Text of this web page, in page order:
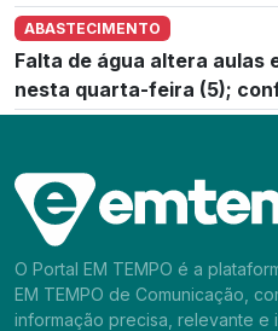
ABASTECIMENTO
Falta de água altera aulas
nesta quarta-feira (5);
O Portal EM TEMPO é a
EM TEMPO de Comunicação,
informação precisa, relevante